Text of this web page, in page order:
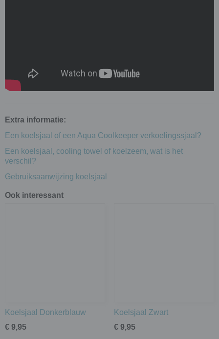
Extra informatie:
Een koelsjaal of een Aqua Coolkeeper verkoelingssjaal?
Een koelsjaal, cooling towel of koelzeem, wat is het
verschil?
Gebruiksaanwijzing koelsjaal
Ook interessant
Koelsjaal Donkerblauw
€ 9,95
Koelsjaal Zwart
€ 9,95